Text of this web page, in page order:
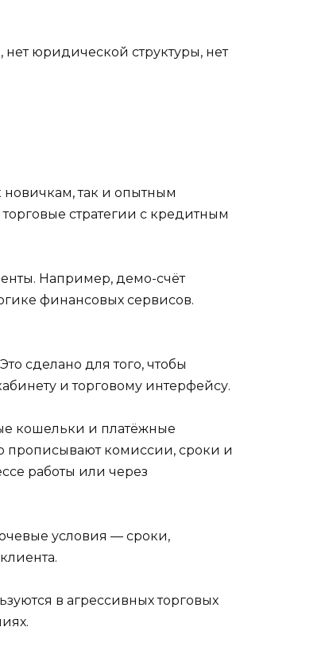
нет юридической структуры, нет
новичкам, так и опытным
стратегии с кредитным
Например, демо-счёт
финансовых сервисов.
сделано для того, чтобы
и торговому интерфейсу.
кошельки и платёжные
прописывают комиссии, сроки и
работы или через
условия — сроки,
в агрессивных торговых